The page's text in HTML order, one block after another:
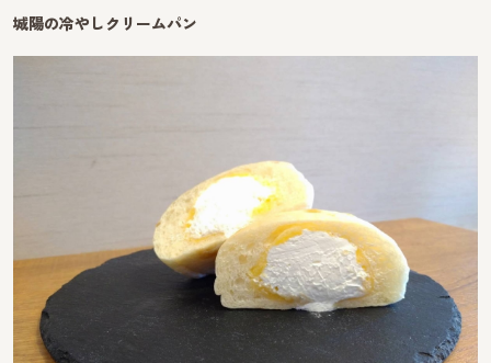
城陽の冷やしクリームパン